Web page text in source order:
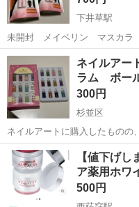
下井草駅
未開封 メイベリン マスカラ ス
します。１つの値段です。 在庫
東京 杉並区 下井草駅
ネイルア
ラム ボー
300円
杉並区
ネイルアートに購入したものの
ホログラムとボールです。 取りに来られる日時をご連絡ください。 他
にもたくさん出していますので
東京 杉並区 コスメ/ヘ
【値下げ
ア薬用ホワ
500円